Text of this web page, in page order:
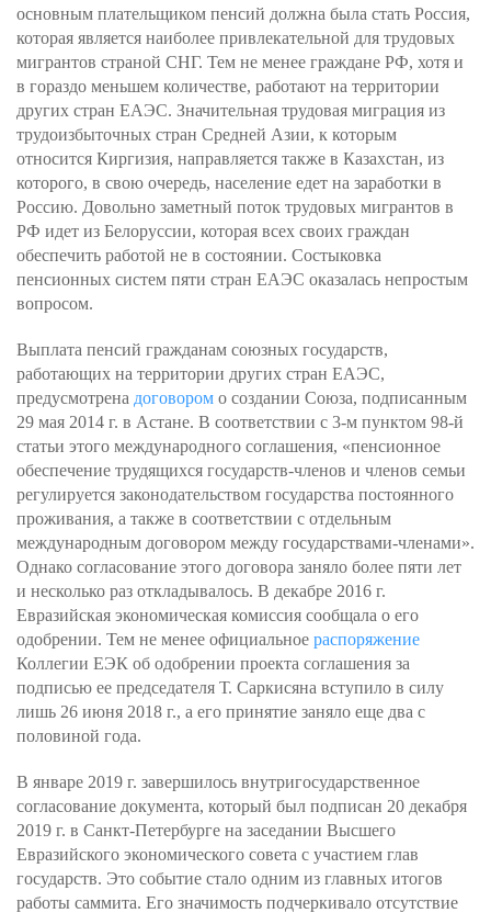
основным плательщиком пенсий должна была стать Россия,
которая является наиболее привлекательной для трудовых
мигрантов страной СНГ. Тем не менее граждане РФ, хотя и
в гораздо меньшем количестве, работают на территории
других стран ЕАЭС. Значительная трудовая миграция из
трудоизбыточных стран Средней Азии, к которым
относится Киргизия, направляется также в Казахстан, из
которого, в свою очередь, население едет на заработки в
Россию. Довольно заметный поток трудовых мигрантов в
РФ идет из Белоруссии, которая всех своих граждан
обеспечить работой не в состоянии. Состыковка
пенсионных систем пяти стран ЕАЭС оказалась непростым
вопросом.
Выплата пенсий гражданам союзных государств,
работающих на территории других стран ЕАЭС,
предусмотрена договором о создании Союза, подписанным
29 мая 2014 г. в Астане. В соответствии с 3-м пунктом 98-й
статьи этого международного соглашения, «пенсионное
обеспечение трудящихся государств-членов и членов семьи
регулируется законодательством государства постоянного
проживания, а также в соответствии с отдельным
международным договором между государствами-членами».
Однако согласование этого договора заняло более пяти лет
и несколько раз откладывалось. В декабре 2016 г.
Евразийская экономическая комиссия сообщала о его
одобрении. Тем не менее официальное распоряжение
Коллегии ЕЭК об одобрении проекта соглашения за
подписью ее председателя Т. Саркисяна вступило в силу
лишь 26 июня 2018 г., а его принятие заняло еще два с
половиной года.
В январе 2019 г. завершилось внутригосударственное
согласование документа, который был подписан 20 декабря
2019 г. в Санкт-Петербурге на заседании Высшего
Евразийского экономического совета с участием глав
государств. Это событие стало одним из главных итогов
работы саммита. Его значимость подчеркивало отсутствие